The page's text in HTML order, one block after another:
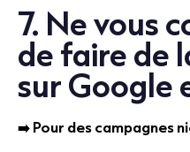
7. Ne vous
de faire de
sur Google
➡️ Pour des campagnes